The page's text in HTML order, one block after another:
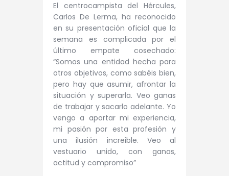
El centrocampista del Hércules,
Carlos De Lerma, ha reconocido
en su presentación oficial que la
semana es complicada por el
último empate cosechado:
“Somos una entidad hecha para
otros objetivos, como sabéis bien,
pero hay que asumir, afrontar la
situación y superarla. Veo ganas
de trabajar y sacarlo adelante. Yo
vengo a aportar mi experiencia,
mi pasión por esta profesión y
una ilusión increible. Veo al
vestuario unido, con ganas,
actitud y compromiso”